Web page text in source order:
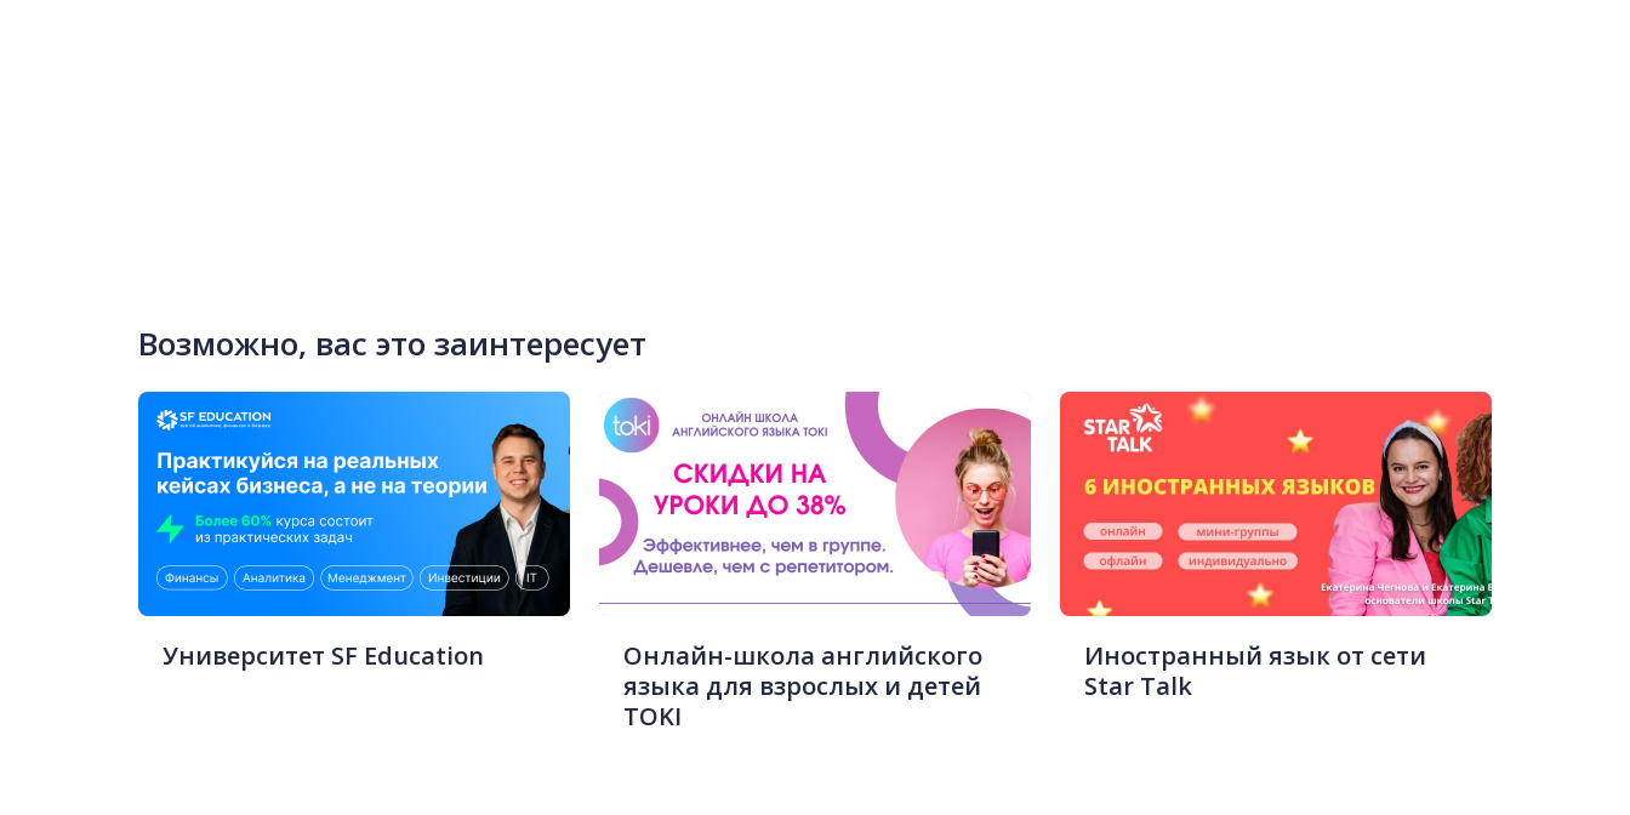
Возможно, вас это заинтересует
Университет SF Education
Онлайн-школа английского
языка для взрослых и детей
TOKI
Иностранный язык от сети
Star Talk